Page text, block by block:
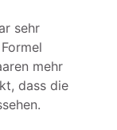
sehr
mehr
dass die